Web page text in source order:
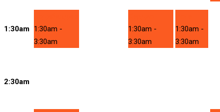
1:30am 1:30am -
3:30am
1:30am -
3:30am
1:30am -
3:30am
2:30am